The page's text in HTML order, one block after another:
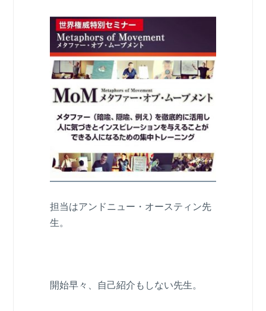
担当はアンドニュー・オースティン先
生。
開始早々、自己紹介もしない先生。